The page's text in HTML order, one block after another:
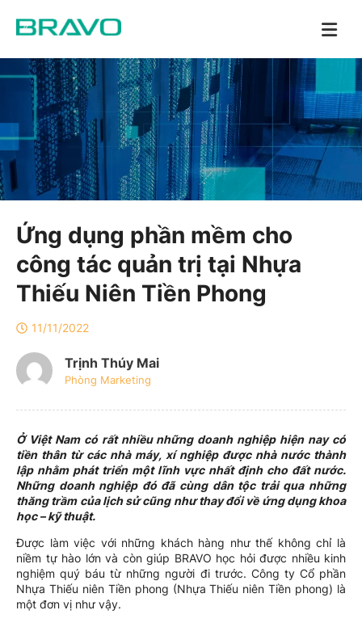
Ứng dụng phần mềm cho
công tác quản trị tại Nhựa
Thiếu Niên Tiền Phong
11/11/2022
Trịnh Thúy Mai
Phòng Marketing
Ở Việt Nam có rất nhiều những doanh nghiệp hiện nay có
tiền thân từ các nhà máy, xí nghiệp được nhà nước thành
lập nhằm phát triển một lĩnh vực nhất định cho đất nước.
Những doanh nghiệp đó đã cùng dân tộc trải qua những
thăng trầm của lịch sử cũng như thay đổi về ứng dụng khoa
học – kỹ thuật.
Được làm việc với những khách hàng như thế không chỉ là
niềm tự hào lớn và còn giúp BRAVO học hỏi được nhiều kinh
nghiệm quý báu từ những người đi trước. Công ty Cổ phần
Nhựa Thiếu niên Tiền phong (Nhựa Thiếu niên Tiền phong) là
một đơn vị như vậy.